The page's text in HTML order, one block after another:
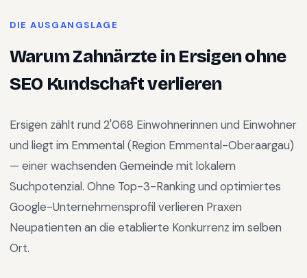
DIE AUSGANGSLAGE
WarumZahnärzteinErsigenohne
SEO Kundschaft verlieren
Ersigen zählt rund 2'068 Einwohnerinnen und Einwohner
und liegt im Emmental (Region Emmental-Oberaargau)
— einer wachsenden Gemeinde mit lokalem
Suchpotenzial. Ohne Top-3-Ranking und optimiertes
Google-Unternehmensprofil verlieren Praxen
Neupatienten an die etablierte Konkurrenz im selben
Ort.